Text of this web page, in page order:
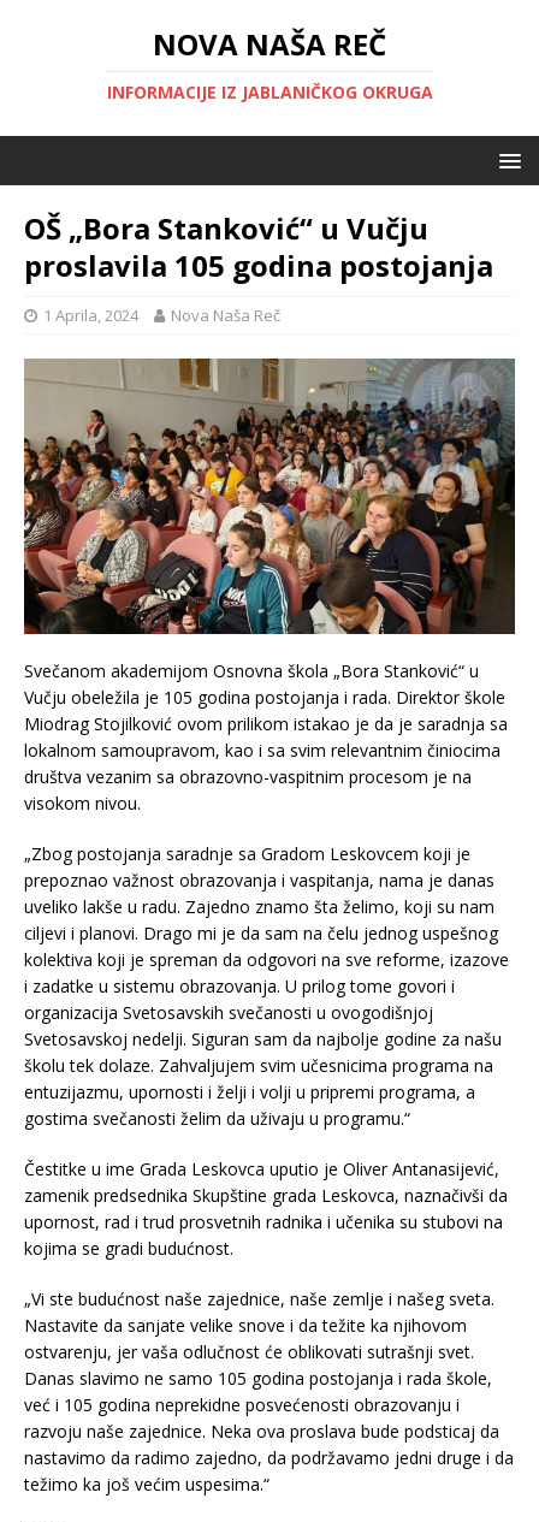
NOVA NAŠA REČ
INFORMACIJE IZ JABLANIČKOG OKRUGA
OŠ „Bora Stanković“ u Vučju
proslavila 105 godina postojanja
1 Aprila, 2024 Nova Naša Reč
Svečanom akademijom Osnovna škola „Bora Stanković“ u
Vučju obeležila je 105 godina postojanja i rada. Direktor škole
Miodrag Stojilković ovom prilikom istakao je da je saradnja sa
lokalnom samoupravom, kao i sa svim relevantnim činiocima
društva vezanim sa obrazovno-vaspitnim procesom je na
visokom nivou.
„Zbog postojanja saradnje sa Gradom Leskovcem koji je
prepoznao važnost obrazovanja i vaspitanja, nama je danas
uveliko lakše u radu. Zajedno znamo šta želimo, koji su nam
ciljevi i planovi. Drago mi je da sam na čelu jednog uspešnog
kolektiva koji je spreman da odgovori na sve reforme, izazove
i zadatke u sistemu obrazovanja. U prilog tome govori i
organizacija Svetosavskih svečanosti u ovogodišnjoj
Svetosavskoj nedelji. Siguran sam da najbolje godine za našu
školu tek dolaze. Zahvaljujem svim učesnicima programa na
entuzijazmu, upornosti i želji i volji u pripremi programa, a
gostima svečanosti želim da uživaju u programu.“
Čestitke u ime Grada Leskovca uputio je Oliver Antanasijević,
zamenik predsednika Skupštine grada Leskovca, naznačivši da
upornost, rad i trud prosvetnih radnika i učenika su stubovi na
kojima se gradi budućnost.
„Vi ste budućnost naše zajednice, naše zemlje i našeg sveta.
Nastavite da sanjate velike snove i da težite ka njihovom
ostvarenju, jer vaša odlučnost će oblikovati sutrašnji svet.
Danas slavimo ne samo 105 godina postojanja i rada škole,
već i 105 godina neprekidne posvećenosti obrazovanju i
razvoju naše zajednice. Neka ova proslava bude podsticaj da
nastavimo da radimo zajedno, da podržavamo jedni druge i da
težimo ka još većim uspesima.“